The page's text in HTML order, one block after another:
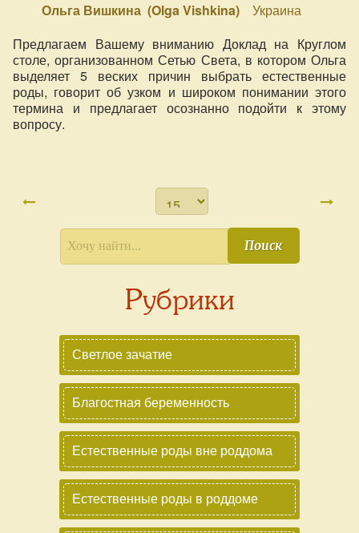
Ольга Вишкина (Olga Vishkina)
Украина
Предлагаем Вашему вниманию Доклад на Круглом
столе, организованном Сетью Света, в котором Ольга
выделяет 5 веских причин выбрать естественные
роды, говорит об узком и широком понимании этого
термина и предлагает осознанно подойти к этому
вопросу.
Поиск
Рубрики
Светлое зачатие
Благостная беременность
Естественные роды вне роддома
Естественные роды в роддоме